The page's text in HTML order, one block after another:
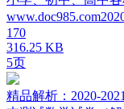
170
316.25 KB
5页
精品解析：2020-